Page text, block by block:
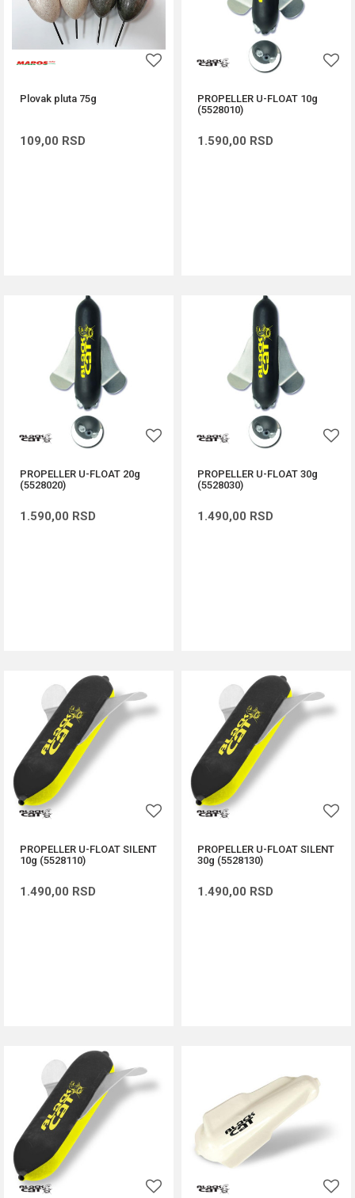
Plovak pluta 75g
109,00 RSD
PROPELLER U-FLOAT 10g
(5528010)
1.590,00 RSD
PROPELLER U-FLOAT 20g
(5528020)
1.590,00 RSD
PROPELLER U-FLOAT 30g
(5528030)
1.490,00 RSD
PROPELLER U-FLOAT SILENT
10g (5528110)
1.490,00 RSD
PROPELLER U-FLOAT SILENT
30g (5528130)
1.490,00 RSD